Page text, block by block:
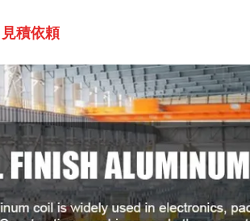
見積依頼